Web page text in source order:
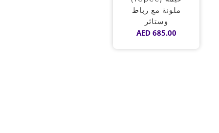
ملونة مع رباط
وستائر
AED685.00